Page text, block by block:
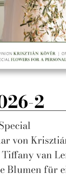
2
von
van
Blumen für